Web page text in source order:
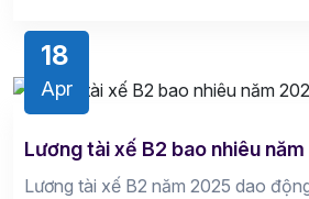
18
Apr
Lương tài xế B2 bao nhiêu
Lương tài xế B2 năm 2025 dao